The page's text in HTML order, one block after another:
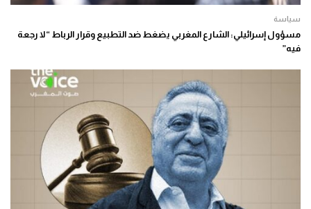
سياسة
مسؤول إسرائيلي: الشارع المغربي يضغط ضد التطبيع وقرار الرباط “لا رجعة
فيه”